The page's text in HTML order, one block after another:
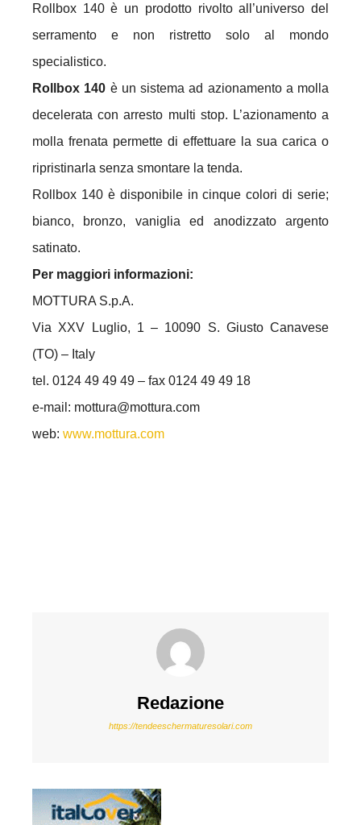
Rollbox 140 è un prodotto rivolto all’universo del
serramento e non ristretto solo al mondo
specialistico.
Rollbox 140 è un sistema ad azionamento a molla
decelerata con arresto multi stop. L’azionamento a
molla frenata permette di effettuare la sua carica o
ripristinarla senza smontare la tenda.
Rollbox 140 è disponibile in cinque colori di serie;
bianco, bronzo, vaniglia ed anodizzato argento
satinato.
Per maggiori informazioni:
MOTTURA S.p.A.
Via XXV Luglio, 1 – 10090 S. Giusto Canavese
(TO) – Italy
tel. 0124 49 49 49 – fax 0124 49 49 18
e-mail: mottura@mottura.com
web: www.mottura.com
Redazione
https://tendeeschermaturesolari.com